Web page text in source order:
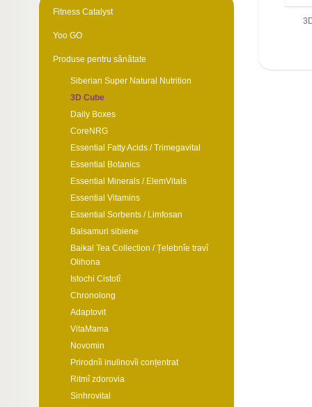
Fitness Catalyst
Yoo GO
Produse pentru sănătate
Siberian Super Natural Nutrition
3D Cube
Daily Boxes
CoreNRG
Essential Fatty Acids / Trimegavital
Essential Botanics
Essential Minerals / ElemVitals
Essential Vitamins
Essential Sorbents / Limfosan
Balsamuri sibiene
Baikal Tea Collection / Țelebnîe travî
Olihona
Istochi Cistotî
Chronolong
Adaptovit
VitaMama
Novomin
Prirodnîi inulinovîi conțentrat
Ritmî zdorovia
Sinhrovital